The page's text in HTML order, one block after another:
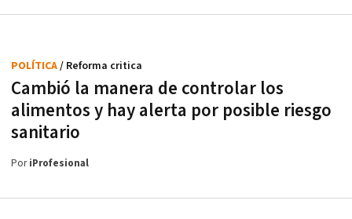
Cambió la manera de controlar los
alimentos y hay alerta por posible riesgo
sanitario
POLÍTICA/ Reforma critica
PoriProfesional